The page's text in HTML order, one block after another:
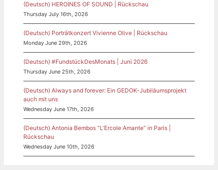
(Deutsch) HEROINES OF SOUND | Rückschau
Thursday July 16th, 2026
(Deutsch) Porträtkonzert Vivienne Olive | Rückschau
Monday June 29th, 2026
(Deutsch) #FundstückDesMonats | Juni 2026
Thursday June 25th, 2026
(Deutsch) Always and forever: Ein GEDOK-Jubiläumsprojekt
auch mit uns
Wednesday June 17th, 2026
(Deutsch) Antonia Bembos “L’Ercole Amante” in Paris |
Rückschau
Wednesday June 10th, 2026